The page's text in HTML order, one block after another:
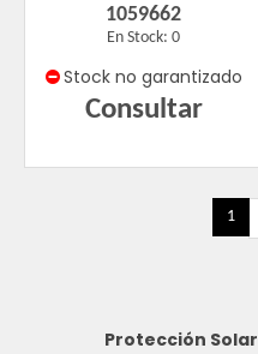
1059662
En Stock: 0
Stock no garantizado
Consultar
1
Protección Solar